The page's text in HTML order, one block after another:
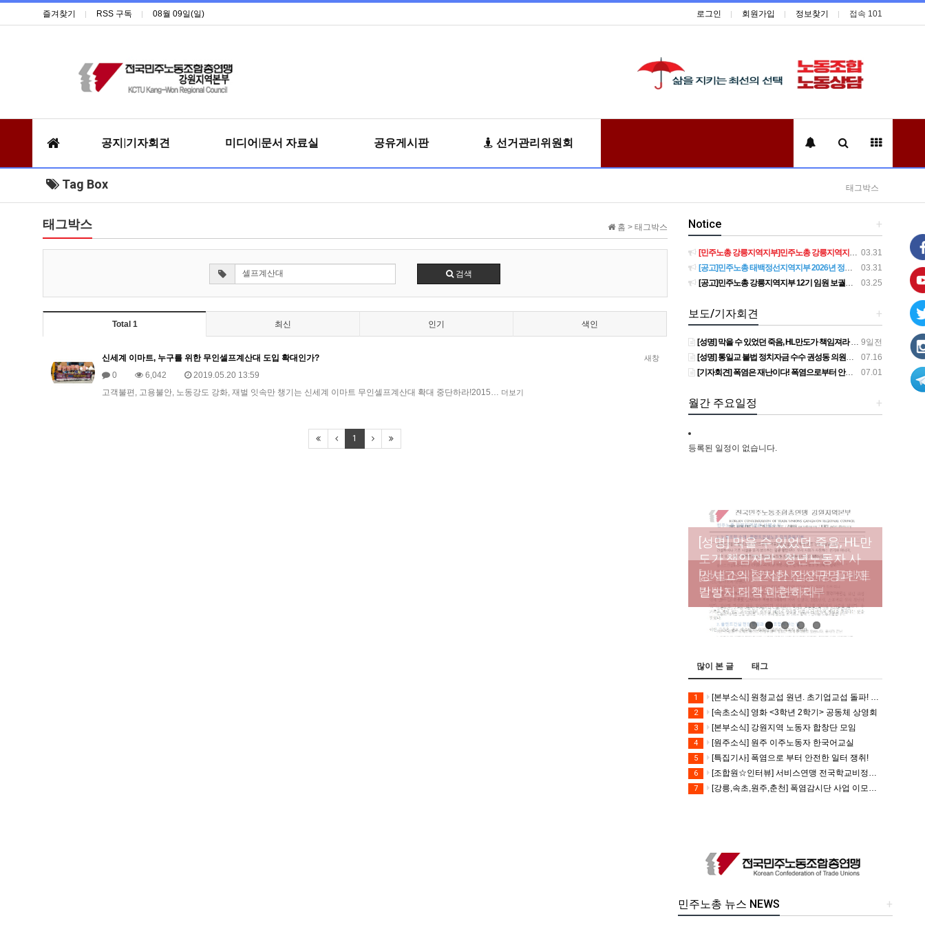
즐겨찾기 RSS 구독 08월 09일(일) 로그인 회원가입 정보찾기 접속 101
공지|기자회견 미디어|문서 자료실 공유게시판 선거관리위원회
Tag Box 태그박스
홈 > 태그박스
태그박스
검색
Total 1 최신 인기 색인
새창
신세계 이마트, 누구를 위한 무인셀프계산대 도입 확대인가?
0
6,042
2019.05.20 13:59
고객불편, 고용불안, 노동강도 강화, 재벌 잇속만 챙기는 신세계 이마트 무인셀프계산대 확대 중단하라!2015… 더보기
1
+
Notice
03.31
[민주노총 강릉지역지부]민주노총 강릉지역지부 제12기 임원 보궐선거결과 공고
03.31
[공고]민주노총 태백정선지역지부 2026년 정기 대의원대회 재소집 건
03.25
[공고]민주노총 강릉지역지부 12기 임원 보궐선거 후보자 확정 공고
+
보도/기자회견
9일전
[성명] 막을 수 있었던 죽음, HL만도가 책임져라 : 청년노동자 사망사고의 철저한 진상규명과 재발방지 대책 마련하라
07.16
[성명] 통일교 불법 정치자금 수수 권성동 의원직 상실, 사필귀정이다
07.01
[기자회견] 폭염은 재난이다! 폭염으로부터 안전한 일터를 위한 민주노총 강원지역본부 폭염감시단 선포 기자회견
+
월간 주요일정
등록된 일정이 없습니다.
[성명] 막을 수 있었던 죽음, HL만
도가 책임져라 : 청년노동자 사
망사고의 철저한 진상규명과 재
발방지 대책 마련하라
[산별소식] 건설산업연맹 플랜트
건설노조 강원충북지부
[강릉,속초,원주,춘천] 폭염감시
단 사업 이모저모
[조합원☆인터뷰] 서비스연맹 전
국학교비정규직노동조합 강원
지부 김유미 춘천지회장
[본부소식] 강원지역 노동자 합
창단 모임
많이 본 글 태그
1 [본부소식] 원청교섭 원년. 초기업교섭 돌파! 모든 노동자의 노동기본권 쟁취! 민주노총 7.15 총파업대회
2 [속초소식] 영화 <3학년 2학기> 공동체 상영회
3 [본부소식] 강원지역 노동자 합창단 모임
4 [원주소식] 원주 이주노동자 한국어교실
5 [특집기사] 폭염으로 부터 안전한 일터 쟁취!
6 [조합원☆인터뷰] 서비스연맹 전국학교비정규직노동조합 강원지부 김유미 춘천지회장
7 [강릉,속초,원주,춘천] 폭염감시단 사업 이모저모
+
민주노총 뉴스 NEWS